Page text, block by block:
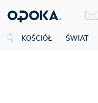
KOŚCIÓŁ ŚWIAT